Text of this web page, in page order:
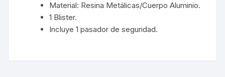
Material: Resina Metálicas/Cuerpo Aluminio.
1 Blister.
Incluye 1 pasador de seguridad.